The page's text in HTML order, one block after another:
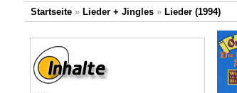
Startseite » Lieder + Jingles » Lieder (1994)